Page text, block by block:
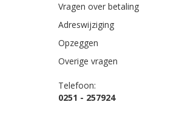
Vragen over betaling
Adreswijziging
Opzeggen
Overige vragen
Telefoon:
0251 - 257924